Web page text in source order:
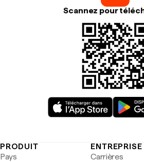
Scannez pour
PRODUIT
Pays
ENTREPRISE
Carrières